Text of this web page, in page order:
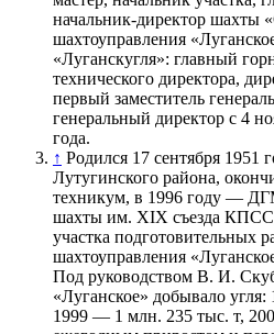
начальник-директор шахты
шахтоуправления
«Луганскугля»: главный
технического директора,
первый заместитель
генеральный директор с 4
года.
↑ Родился 17 сентября 1951
Лутугинского района,
техникум, в 1996 году —
шахты им. XIX съезда
участка подготовительных
шахтоуправления
Под руководством В. И.
«Луганское» добывало
1999 — 1 млн. 235 тыс. т,